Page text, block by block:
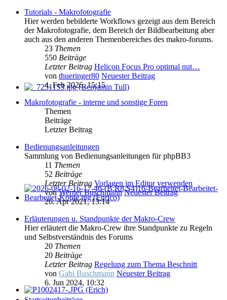
Tutorials - Makrofotografie
Hier werden bebilderte Workflows gezeigt aus dem Bereich
der Makrofotografie, dem Bereich der Bildbearbeitung aber
auch aus den anderen Themenbereiches des makro-forums.
23 Themen
550 Beiträge
Letzter Beitrag Helicon Focus Pro optimal nut…
von thueringer80 Neuester Beitrag
4. Feb 2026, 15:15
Makrofotografie - interne und sonstige Foren
Themen
Beiträge
Letzter Beitrag
Bedienungsanleitungen
Sammlung von Bedienungsanleitungen für phpBB3
11 Themen
52 Beiträge
Letzter Beitrag Vorlagen im Editor verwenden
vonWerner Buschmann Neuester Beitrag
26. Apr 2021, 13:14
Erläuterungen u. Standpunkte der Makro-Crew
Hier erläutert die Makro-Crew ihre Standpunkte zu Regeln
und Selbstverständnis des Forums
20 Themen
20 Beiträge
Letzter Beitrag Regelung zum Thema Beschnitt
von Gabi Buschmann Neuester Beitrag
6. Jun 2024, 10:32